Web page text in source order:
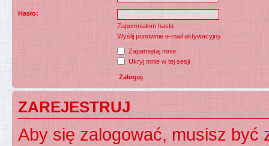
Hasło:
Zapomniałem hasła
Wyślij ponownie e-mail aktywacyjny
Zapamiętaj mnie
Ukryj mnie w tej sesji
ZAREJESTRUJ
Aby się zalogować, musisz być